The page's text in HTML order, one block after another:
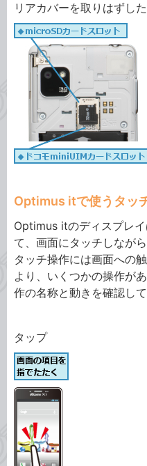
リアカバーを取りはずし
Optimus itで使うタッ
Optimus itのディスプレ
て、画面にタッチしなが
タッチ操作には画面への
より、いくつかの操作が
作の名称と動きを確認して
タップ